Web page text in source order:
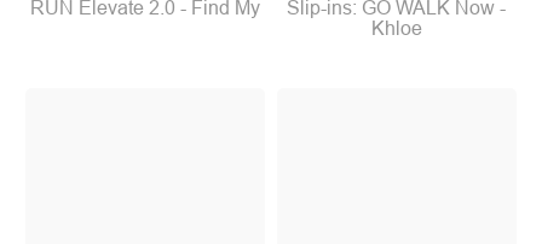
RUN Elevate 2.0 - Find My
Slip-ins: GO WALK Now -
Khloe